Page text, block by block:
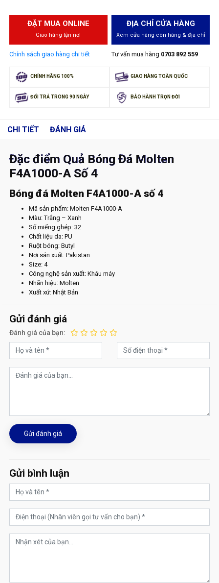
ĐẶT MUA ONLINE
Giao hàng tận nơi
Chính sách giao hàng chi tiết
ĐỊA CHỈ CỬA HÀNG
Xem cửa hàng còn hàng & địa chỉ
Tư vấn mua hàng 0703 892 559
CHÍNH HÃNG 100% GIAO HÀNG TOÀN QUỐC
ĐỔI TRẢ TRONG 90 NGÀY BẢO HÀNH TRỌN ĐỜI
CHI TIẾT ĐÁNH GIÁ
Đặc điểm Quả Bóng Đá Molten
F4A1000-A Số 4
Bóng đá Molten F4A1000-A số 4
Mã sản phẩm: Molten F4A1000-A
Màu: Trắng – Xanh
Số miếng ghép: 32
Chất liệu da: PU
Ruột bóng: Butyl
Nơi sản xuất: Pakistan
Size: 4
Công nghệ sản xuất: Khâu máy
Nhãn hiệu: Molten
Xuất xứ: Nhật Bản
Gửi đánh giá
Đánh giá của bạn:
Gửi đánh giá
Gửi bình luận